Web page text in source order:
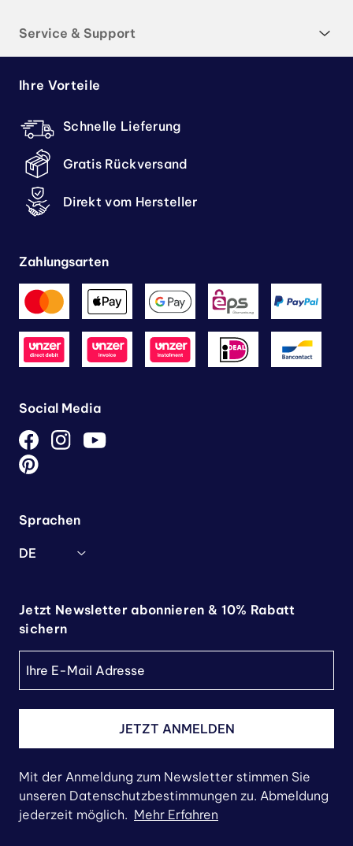
Service & Support
Ihre Vorteile
Schnelle Lieferung
Gratis Rückversand
Direkt vom Hersteller
Zahlungsarten
Social Media
Sprachen
DE
Jetzt Newsletter abonnieren & 10% Rabatt
sichern
JETZT ANMELDEN
Mit der Anmeldung zum Newsletter stimmen Sie
unseren Datenschutzbestimmungen zu. Abmeldung
jederzeit möglich. Mehr Erfahren